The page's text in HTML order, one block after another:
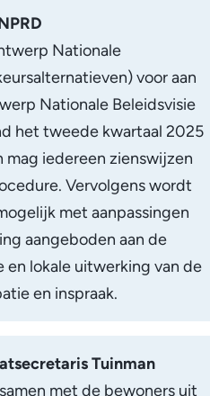
Nationale
voor aan
Nationale Beleidsvisie
het tweede kwartaal 2025
iedereen zienswijzen
Vervolgens wordt
met aanpassingen
aangeboden aan de
en lokale uitwerking van de
en inspraak.
Tuinman
met de bewoners uit